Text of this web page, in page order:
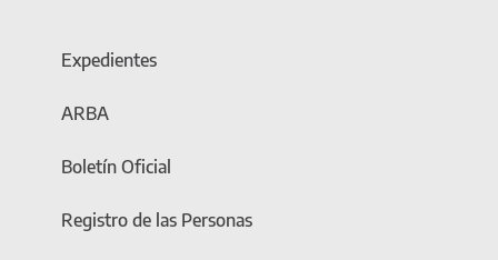
Expedientes
ARBA
Boletín Oficial
Registro de las Personas